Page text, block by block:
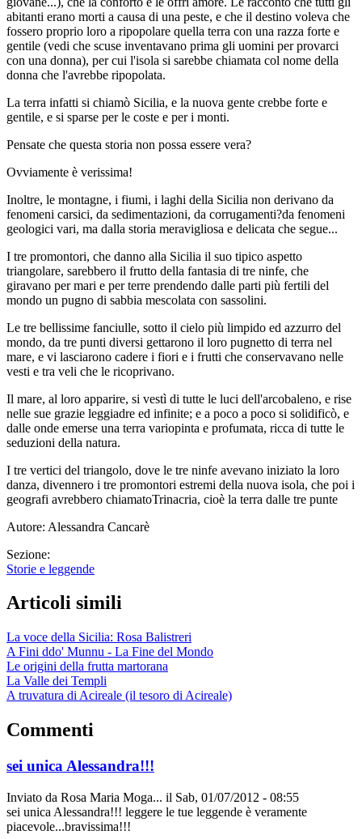
abitanti erano morti a causa di una peste, e che il destino voleva che
fossero proprio loro a ripopolare quella terra con una razza forte e
gentile (vedi che scuse inventavano prima gli uomini per provarci
con una donna), per cui l'isola si sarebbe chiamata col nome della
donna che l'avrebbe ripopolata.
La terra infatti si chiamò Sicilia, e la nuova gente crebbe forte e
gentile, e si sparse per le coste e per i monti.
Pensate che questa storia non possa essere vera?
Ovviamente è verissima!
Inoltre, le montagne, i fiumi, i laghi della Sicilia non derivano da
fenomeni carsici, da sedimentazioni, da corrugamenti?da fenomeni
geologici vari, ma dalla storia meravigliosa e delicata che segue...
I tre promontori, che danno alla Sicilia il suo tipico aspetto
triangolare, sarebbero il frutto della fantasia di tre ninfe, che
giravano per mari e per terre prendendo dalle parti più fertili del
mondo un pugno di sabbia mescolata con sassolini.
Le tre bellissime fanciulle, sotto il cielo più limpido ed azzurro del
mondo, da tre punti diversi gettarono il loro pugnetto di terra nel
mare, e vi lasciarono cadere i fiori e i frutti che conservavano nelle
vesti e tra veli che le ricoprivano.
Il mare, al loro apparire, si vestì di tutte le luci dell'arcobaleno, e rise
nelle sue grazie leggiadre ed infinite; e a poco a poco si solidificò, e
dalle onde emerse una terra variopinta e profumata, ricca di tutte le
seduzioni della natura.
I tre vertici del triangolo, dove le tre ninfe avevano iniziato la loro
danza, divennero i tre promontori estremi della nuova isola, che poi i
geografi avrebbero chiamatoTrinacria, cioè la terra dalle tre punte
Autore: Alessandra Cancarè
Sezione:
Storie e leggende
Articoli simili
La voce della Sicilia: Rosa Balistreri
A Fini ddo' Munnu - La Fine del Mondo
Le origini della frutta martorana
La Valle dei Templi
A truvatura di Acireale (il tesoro di Acireale)
Commenti
sei unica Alessandra!!!
Inviato da Rosa Maria Moga... il Sab, 01/07/2012 - 08:55
sei unica Alessandra!!! leggere le tue leggende è veramente
piacevole...bravissima!!!